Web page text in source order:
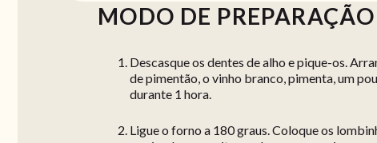
MODO DE PREPARAÇÃO
Descasque os dentes de alho e pique-os.
de pimentão, o vinho branco, pimenta, um
durante 1 hora.
Ligue o forno a 180 graus. Coloque os